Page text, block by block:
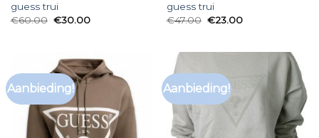
guess trui
€60.00 €30.00
guess trui
€47.00 €23.00
Aanbieding! Aanbieding!